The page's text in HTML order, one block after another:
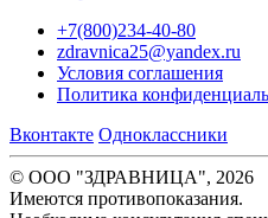
+7(800)234-40-80
zdravnica25@yandex.ru
Условия соглашения
Политика
Вконтакте Одноклассники
© ООО "ЗДРАВНИЦА", 2026
Имеются противопоказания.